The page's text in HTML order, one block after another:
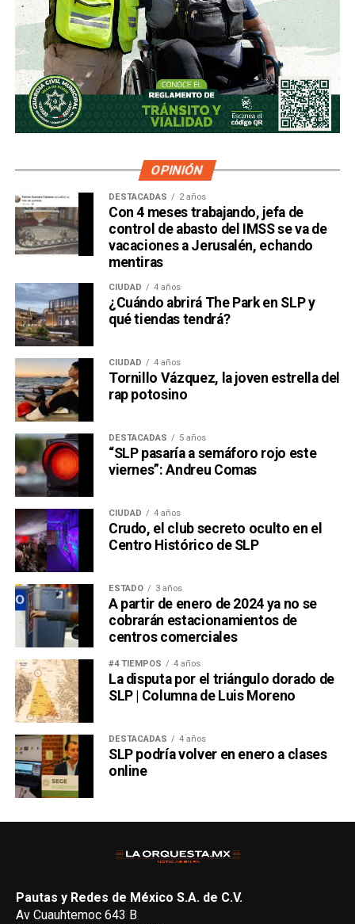
OPINIÓN
DESTACADAS 2 años
Con 4 meses trabajando, jefa de
control de abasto del IMSS se va de
vacaciones a Jerusalén, echando
mentiras
CIUDAD 4 años
¿Cuándo abrirá The Park en SLP y
qué tiendas tendrá?
CIUDAD 4 años
Tornillo Vázquez, la joven estrella del
rap potosino
DESTACADAS 5 años
“SLP pasaría a semáforo rojo este
viernes”: Andreu Comas
CIUDAD 4 años
Crudo, el club secreto oculto en el
Centro Histórico de SLP
ESTADO 3 años
A partir de enero de 2024 ya no se
cobrarán estacionamientos de
centros comerciales
#4 TIEMPOS 4 años
La disputa por el triángulo dorado de
SLP | Columna de Luis Moreno
DESTACADAS 4 años
SLP podría volver en enero a clases
online
Pautas y Redes de México S.A. de C.V.
Av Cuauhtemoc 643 B